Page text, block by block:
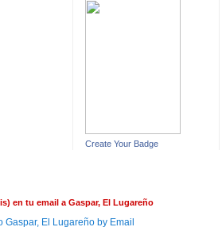
Create Your Badge
en tu email a Gaspar, El Lugareño
Gaspar, El Lugareño by Email